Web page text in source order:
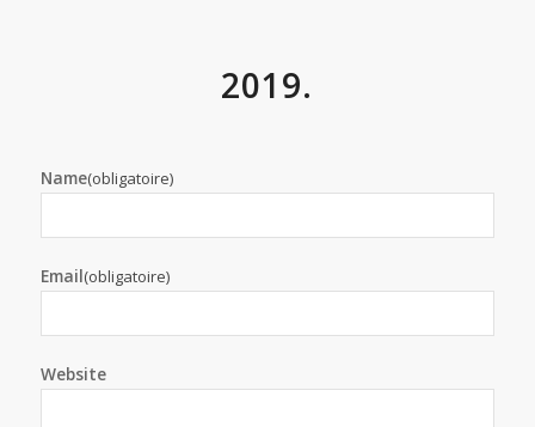
2019.
Name(obligatoire)
Email(obligatoire)
Website